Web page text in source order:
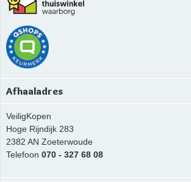
Afhaaladres
VeiligKopen
Hoge Rijndijk 283
2382 AN Zoeterwoude
Telefoon 070 - 327 68 08